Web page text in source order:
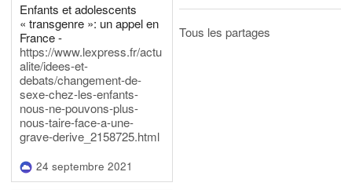
Enfants et adolescents
« transgenre »: un appel en
France -
https://www.lexpress.fr/actu
alite/idees-et-
debats/changement-de-
sexe-chez-les-enfants-
nous-ne-pouvons-plus-
nous-taire-face-a-une-
grave-derive_2158725.html
24 septembre 2021
Tous les partages